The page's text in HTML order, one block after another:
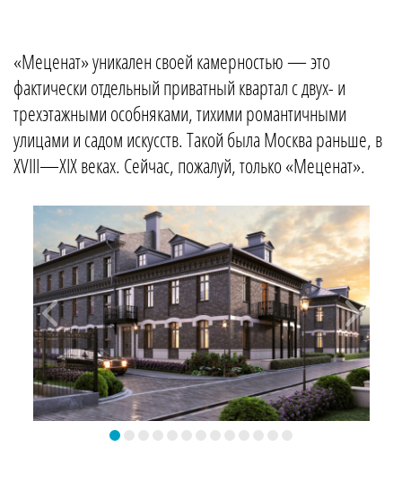
«Меценат» уникален своей камерностью — это
фактически отдельный приватный квартал с двух- и
трехэтажными особняками, тихими романтичными
улицами и садом искусств. Такой была Москва раньше, в
XVIII—XIX веках. Сейчас, пожалуй, только «Меценат».